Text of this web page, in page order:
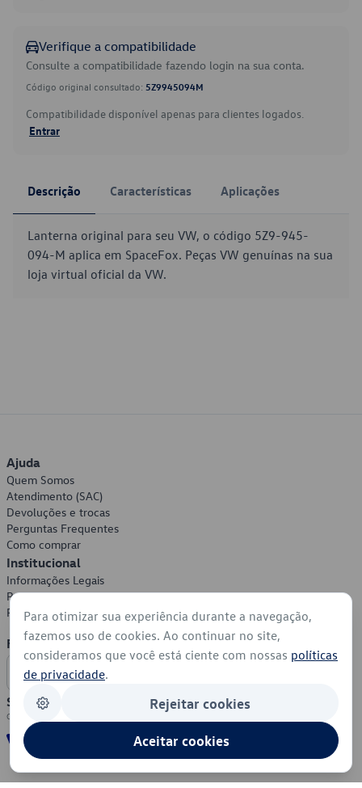
Verifique a compatibilidade
Consulte a compatibilidade fazendo login na sua conta.
Código original consultado: 5Z9945094M
Compatibilidade disponível apenas para clientes logados.
Entrar
Descrição Características Aplicações
Lanterna original para seu VW, o código 5Z9-945-
094-M aplica em SpaceFox. Peças VW genuínas na sua
loja virtual oficial da VW.
Ajuda
Quem Somos
Atendimento (SAC)
Devoluções e trocas
Perguntas Frequentes
Como comprar
Institucional
Informações Legais
Política de Privacidade
Política de Cookies
Formas de Pagamento
Segurança
Para otimizar sua experiência durante a navegação,
fazemos uso de cookies. Ao continuar no site,
consideramos que você está ciente com nossas políticas
de privacidade.
Rejeitar cookies
Aceitar cookies